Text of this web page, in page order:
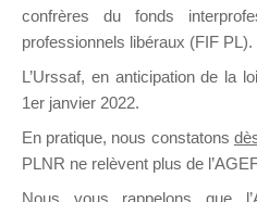
confrères du fonds
professionnels libéraux (FIF PL).
L’Urssaf, en anticipation de la loi
1er janvier 2022.
En pratique, nous constatons
PLNR ne relèvent plus de
Nous vous rappelons que